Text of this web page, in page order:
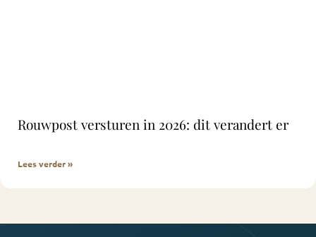
Rouwpost versturen in 2026: dit verandert er
Lees verder »